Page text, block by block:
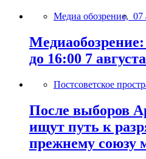
Медиа обозрение, 07
до 16:00 7
Постсоветское
После выборов
ищут путь к
прежнему союзу